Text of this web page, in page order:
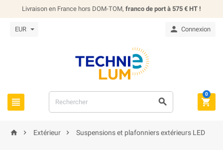
Livraison en France hors DOM-TOM, franco de port à 575 € HT !
EUR  Connexion
  
0
  Extérieur  Suspensions et plafonniers extérieurs LED